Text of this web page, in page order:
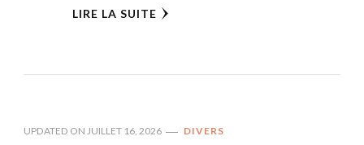
LIRE LA SUITE
UPDATED ON JUILLET 16, 2026 DIVERS